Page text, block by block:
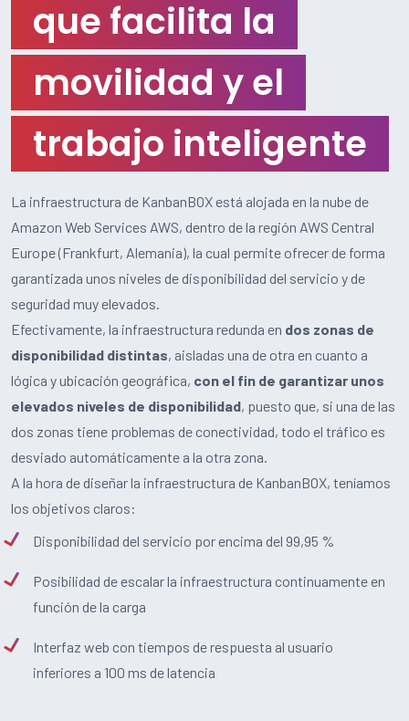
que facilita la
movilidad y el
trabajo inteligente
La infraestructura de KanbanBOX está alojada en la nube de
Amazon Web Services AWS, dentro de la región AWS Central
Europe (Frankfurt, Alemania), la cual permite ofrecer de forma
garantizada unos niveles de disponibilidad del servicio y de
seguridad muy elevados.
Efectivamente, la infraestructura redunda en dos zonas de
disponibilidad distintas, aisladas una de otra en cuanto a
lógica y ubicación geográfica, con el fin de garantizar unos
elevados niveles de disponibilidad, puesto que, si una de las
dos zonas tiene problemas de conectividad, todo el tráfico es
desviado automáticamente a la otra zona.
A la hora de diseñar la infraestructura de KanbanBOX, teníamos
los objetivos claros:
Disponibilidad del servicio por encima del 99,95 %
Posibilidad de escalar la infraestructura continuamente en
función de la carga
Interfaz web con tiempos de respuesta al usuario
inferiores a 100 ms de latencia